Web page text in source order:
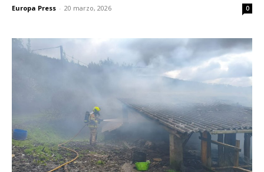
Europa Press - 20 marzo, 2026 0